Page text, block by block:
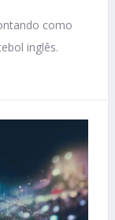
como
inglês.